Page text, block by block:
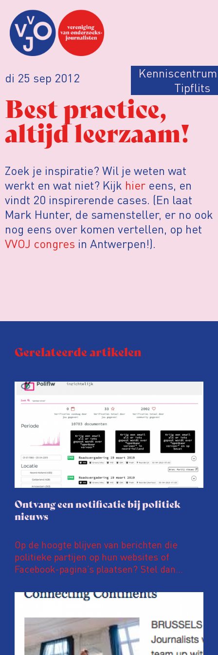
di 25 sep 2012 Kenniscentrum
Tipflits
Best practice,
altijd leerzaam!
Zoek je inspiratie? Wil je weten wat
werkt en wat niet? Kijk hier eens, en
vindt 20 inspirerende cases. (En laat
Mark Hunter, de samensteller, er no ook
nog eens over komen vertellen, op het
VVOJ congres in Antwerpen!).
Gerelateerde artikelen
Ontvang een notificatie bij politiek
nieuws
Op de hoogte blijven van berichten die
politieke partijen op hun websites of
Facebook-pagina’s plaatsen? Stel dan
zijn meer dan 600.000 nieuwsberichten van
meer dan 800 nationale, regionale en lokale
politieke partijen te vinden. Ben je
bijvoorbeeld geïnteresseerd in
energietransitie, hoogbouw of